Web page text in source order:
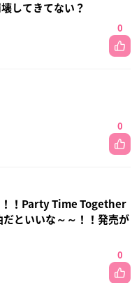
してきてない？
0
0
！Party Time Together
といいな～～！！発売が
0